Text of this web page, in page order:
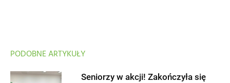
PODOBNE ARTYKUŁY
Seniorzy w akcji! Zakończyła się